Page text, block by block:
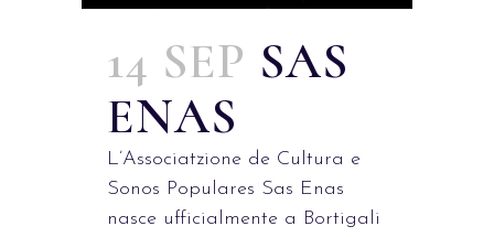
14 SEP SAS
ENAS
L’Associatzione de Cultura e
Sonos Populares Sas Enas
nasce ufficialmente a Bortigali